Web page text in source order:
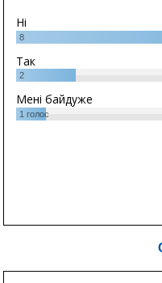
Ні
8
Так
2
Мені байдуже
1 голос